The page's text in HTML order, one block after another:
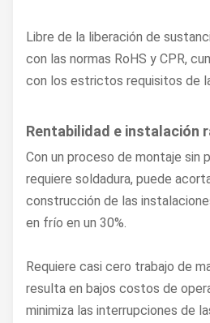
Libre de la liberación de
con las normas RoHS y CPR,
con los estrictos requisitos de
Rentabilidad e instalación
Con un proceso de montaje sin
requiere soldadura, puede
construcción de las
en frío en un 30%.
Requiere casi cero trabajo de
resulta en bajos costos de
minimiza las interrupciones de